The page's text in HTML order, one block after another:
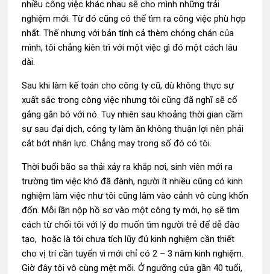
nhiều công việc khác nhau sẽ cho mình những trải
nghiệm mới. Từ đó cũng có thể tìm ra công việc phù hợp
nhất. Thế nhưng với bản tính cả thèm chóng chán của
mình, tôi chẳng kiên trì với một việc gì đó một cách lâu
dài.
Sau khi làm kế toán cho công ty cũ, dù không thực sự
xuất sắc trong công việc nhưng tôi cũng đã nghĩ sẽ cố
gắng gắn bó với nó. Tuy nhiên sau khoảng thời gian cầm
sự sau đại dịch, công ty làm ăn không thuận lợi nên phải
cắt bớt nhân lực. Chẳng may trong số đó có tôi.
Thời buổi bão sa thải xảy ra khắp nơi, sinh viên mới ra
trường tìm việc khó đã đành, người ít nhiều cũng có kinh
nghiệm làm việc như tôi cũng lâm vào cảnh vô cùng khốn
đốn. Mỗi lần nộp hồ sơ vào một công ty mới, họ sẽ tìm
cách từ chối tôi với lý do muốn tìm người trẻ để dễ đào
tạo, hoặc là tôi chưa tích lũy đủ kinh nghiệm cần thiết
cho vị trí cần tuyển vì mới chỉ có 2 – 3 năm kinh nghiệm.
Giờ đây tôi vô cùng mệt mõi. Ở ngưỡng cửa gần 40 tuổi,